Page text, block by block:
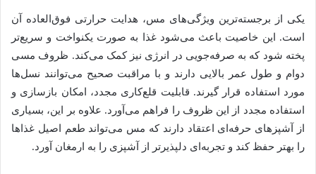
یکی از برجسته‌ترین ویژگی‌های مس، هدایت حرارتی فوق‌العاده آن
است. این خاصیت باعث می‌شود غذا به صورت یکنواخت و سریع‌تر
پخته شود که به صرفه‌جویی در انرژی نیز کمک می‌کند. ظروف مسی
دوام و طول عمر بالایی دارند و با مراقبت صحیح می‌توانند نسل‌ها
مورد استفاده قرار گیرند. قابلیت قلع‌کاری مجدد، امکان بازسازی و
استفاده مجدد از این ظروف را فراهم می‌آورد. علاوه بر این، بسیاری
از آشپزهای حرفه‌ای اعتقاد دارند که مس می‌تواند طعم اصیل غذاها
را بهتر حفظ کند و تجربه‌ای دلپذیرتر از آشپزی را به ارمغان آورد.